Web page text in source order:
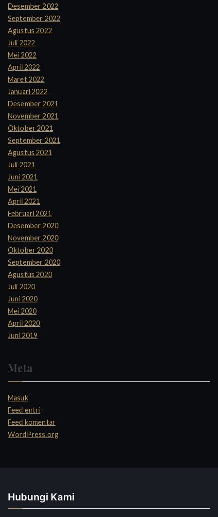
Desember 2022
September 2022
Agustus 2022
Juli 2022
Mei 2022
April 2022
Maret 2022
Januari 2022
Desember 2021
November 2021
Oktober 2021
September 2021
Agustus 2021
Juli 2021
Juni 2021
Mei 2021
April 2021
Februari 2021
Desember 2020
November 2020
Oktober 2020
September 2020
Agustus 2020
Juli 2020
Juni 2020
Mei 2020
April 2020
Juni 2019
Meta
Masuk
Feed entri
Feed komentar
WordPress.org
Hubungi Kami